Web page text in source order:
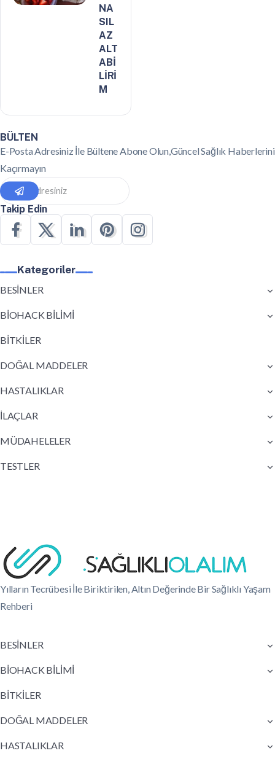
NA
SIL
AZ
ALT
ABİ
LİRİ
M
BÜLTEN
E-Posta Adresiniz İle Bültene Abone Olun,Güncel Sağlık Haberlerini
Kaçırmayın
Takip Edin
Kategoriler
BESİNLER
BİOHACK BİLİMİ
BİTKİLER
DOĞAL MADDELER
HASTALIKLAR
İLAÇLAR
MÜDAHELELER
TESTLER
Yılların Tecrübesi İle Biriktirilen, Altın Değerinde Bir Sağlıklı Yaşam
Rehberi
BESİNLER
BİOHACK BİLİMİ
BİTKİLER
DOĞAL MADDELER
HASTALIKLAR